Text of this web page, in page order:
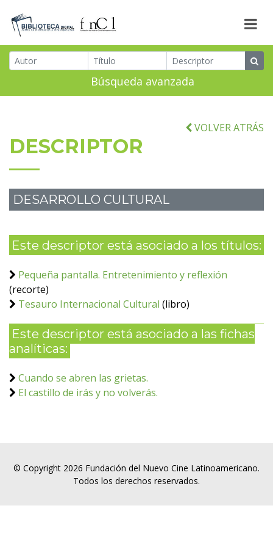
Búsqueda avanzada
VOLVER ATRÁS
DESCRIPTOR
DESARROLLO CULTURAL
Este descriptor está asociado a los títulos:
Pequeña pantalla. Entretenimiento y reflexión
(recorte)
Tesauro Internacional Cultural (libro)
Este descriptor está asociado a las fichas
analíticas:
Cuando se abren las grietas.
El castillo de irás y no volverás.
© Copyright 2026 Fundación del Nuevo Cine Latinoamericano.
Todos los derechos reservados.